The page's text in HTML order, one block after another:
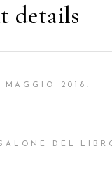
details
MAGGIO 2018.
DEL